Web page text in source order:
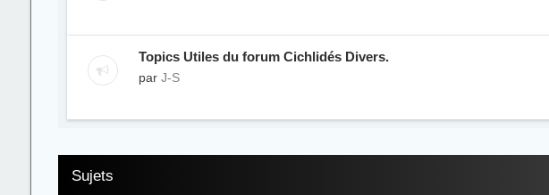
Topics Utiles du forum Cichlidés Divers.
par J-S
Sujets